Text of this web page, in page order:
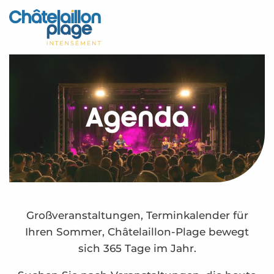
Aller
au
principal
Startseite - DE
Entdecken Sie
Aktivitäten
Zu leben
Treffpunkt
Ihr Aufenthalt - DE
Agenda – DE
Agenda
Großveranstaltungen, Terminkalender für
Ihren Sommer, Châtelaillon-Plage bewegt
sich 365 Tage im Jahr.